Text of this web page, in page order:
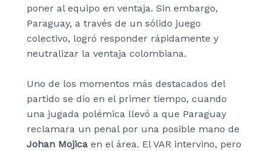
poner al equipo en ventaja. Sin embargo,
Paraguay, a través de un sólido juego
colectivo, logró responder rápidamente y
neutralizar la ventaja colombiana.
Uno de los momentos más destacados del
partido se dio en el primer tiempo, cuando
una jugada polémica llevó a que Paraguay
reclamara un penal por una posible mano de
Johan Mojica en el área. El VAR intervino, pero